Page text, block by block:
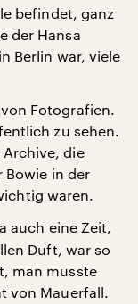
befindet, ganz
der Hansa
Berlin war, viele
Fotografien.
zu sehen.
Archive, die
Bowie in der
waren.
auch eine Zeit,
Duft, war so
man musste
von Mauerfall.